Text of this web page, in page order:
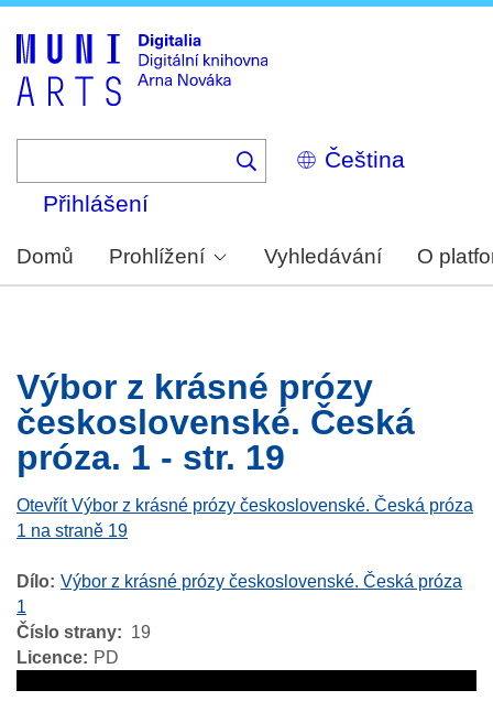
Select
your
Přihlášení
Domů Prohlížení Vyhledávání O
Výbor z krásné prózy
československé. Česká
próza. 1 - str. 19
Otevřít Výbor z krásné prózy československé. Česká próza
1 na straně 19
Dílo Výbor z krásné prózy československé. Česká próza
1
Číslo strany
19
Licence
PD